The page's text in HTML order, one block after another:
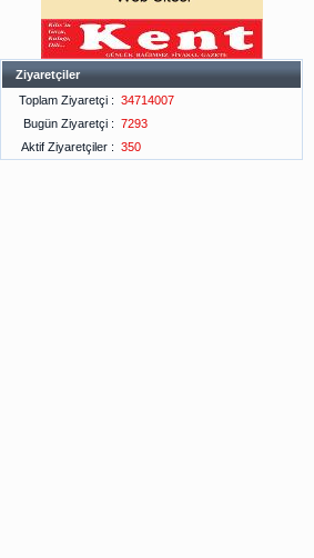
Ziyaretçiler
Toplam Ziyaretçi : 34714007
Bugün Ziyaretçi : 7293
Aktif Ziyaretçiler : 350